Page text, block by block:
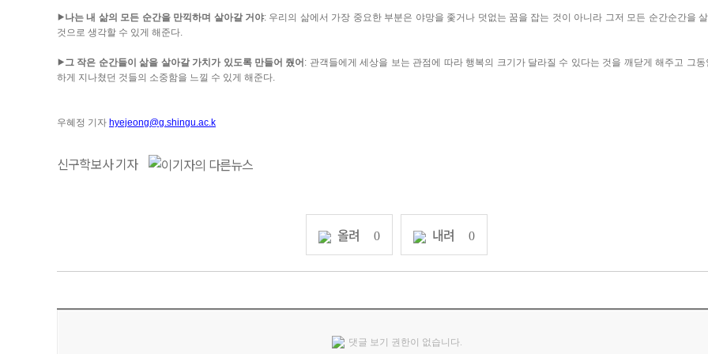
⯈나는 내 삶의 모든 순간을 만끽하며 살아갈 거야: 우리의 삶에서 가장 중요한 부분은 야망을 좇거나 덧없는 꿈을 잡는 것이 아니라 그저 모든 순간순간을
것으로 생각할 수 있게 해준다.
⯈그 작은 순간들이 삶을 살아갈 가치가 있도록 만들어 줬어 : 관객들에게 세상을 보는 관점에 따라 행복의 크기가 달라질 수 있다는 것을 깨닫게 해주고 그동
하게 지나쳤던 것들의 소중함을 느낄 수 있게 해준다.
우혜정 기자 hyejeong@g.shingu.ac.k
신구학보사 기자
올려 0 내려 0